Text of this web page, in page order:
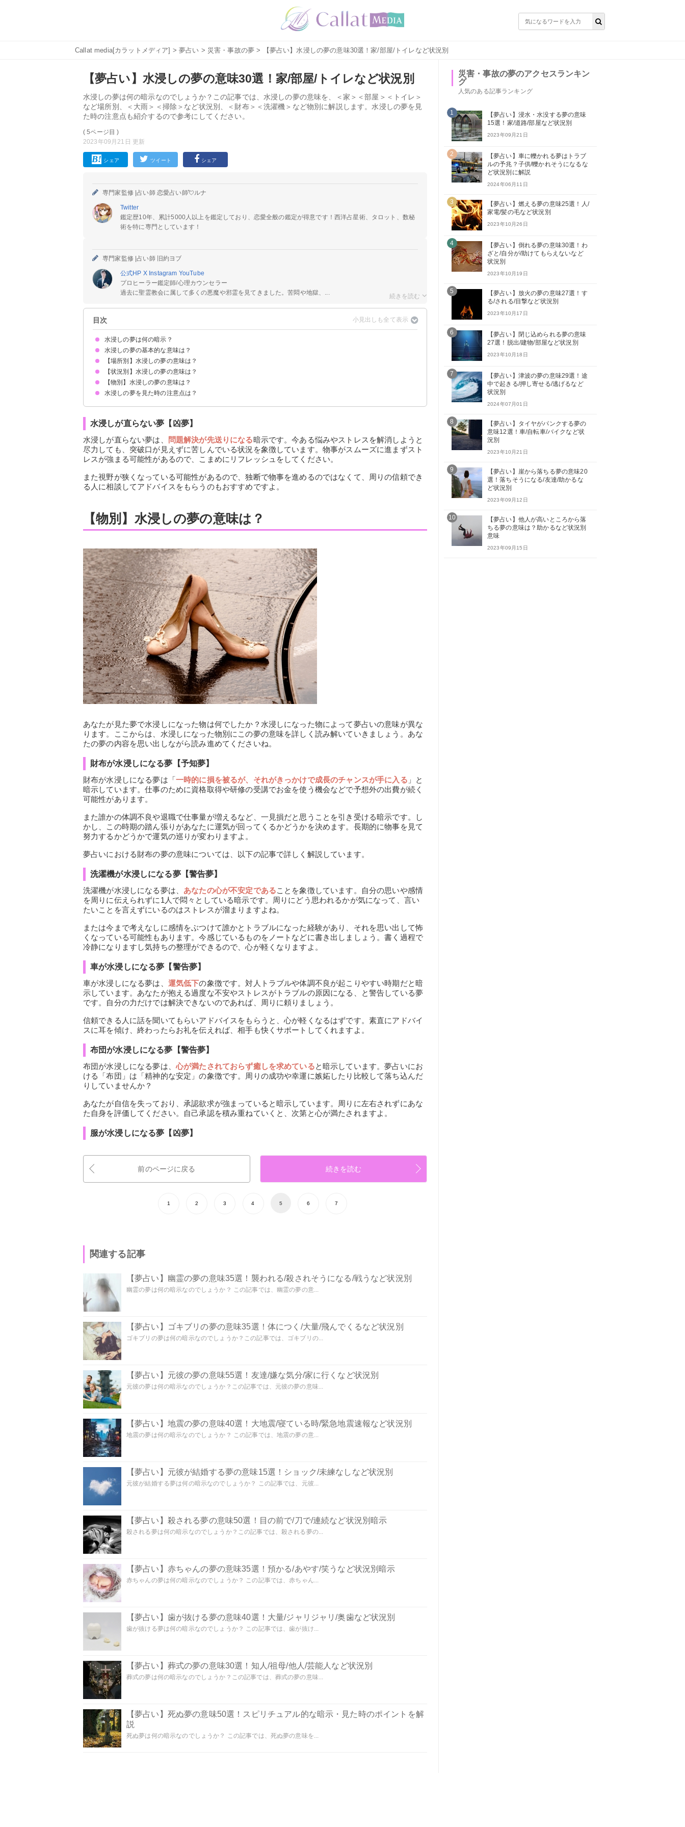
Callat media[カラットメディア] >夢占い > 災害・事故の夢 > 【夢占い】水浸しの夢の意味30選！家/部屋/トイレなど状況別
【夢占い】水浸しの夢の意味30選！家/部屋/トイレなど状況別
水浸しの夢は何の暗示なのでしょうか？この記事では、水浸しの夢の意味を、＜家＞＜部屋＞＜トイレ＞
など場所別、＜大雨＞＜掃除＞など状況別、＜財布＞＜洗濯機＞など物別に解説します。水浸しの夢を見
た時の注意点も紹介するので参考にしてください。
( 5ページ目 )
2023年09月21日 更新
シェア ツイート シェア
専門家監修 |占い師 恋愛占い師💘ルナ
Twitter
鑑定歴10年、累計5000人以上を鑑定しており、恋愛全般の鑑定が得意です！西洋占星術、タロット、数秘
術を特に専門としています！
専門家監修 |占い師 旧約ヨブ
公式HP X Instagram YouTube
プロヒーラー鑑定師/心理カウンセラー
過去に聖霊教会に属して多くの悪魔や邪霊を見てきました。苦悶や地獄、...
目次
水浸しの夢は何の暗示？
水浸しの夢の基本的な意味は？
健康運の低下を暗示
状況によって意味が決まる
【場所別】水浸しの夢の意味は？
家が水浸しの夢【凶夢】
部屋が水浸しの夢【警告夢】
床が水浸しの夢【凶夢】
トイレが水浸しの夢【凶夢】
道路が水浸しの夢【予知夢】
街が水浸しの夢【凶夢】
台所が水浸しの夢【警告夢】
玄関が水浸しの夢【警告夢】
会社が水浸しの夢【警告夢】
洗面所が水浸しの夢【凶夢】
ホテルが水浸しの夢【警告夢】
風呂が水浸しの夢【予知夢】
新居が水浸しの夢【凶夢】
知らない場所が水浸しの夢【警告夢】
【状況別】水浸しの夢の意味は？
大雨で水浸しになる夢【警告夢】
水浸しを掃除する夢【吉夢】
水漏れで水浸しになる夢【凶夢】
洪水で水浸しになる夢【警告夢】
水浸しの中を歩く夢【予知夢】
水をこぼして水浸しになる夢【警告夢】
水浸しが直る夢【吉夢】
水浸しが直らない夢【凶夢】
【物別】水浸しの夢の意味は？
財布が水浸しになる夢【予知夢】
洗濯機が水浸しになる夢【警告夢】
車が水浸しになる夢【警告夢】
布団が水浸しになる夢【警告夢】
服が水浸しになる夢【凶夢】
食べ物が水浸しになる夢【凶夢】
鞄が水浸しになる夢【凶夢】
携帯やスマホが水浸しになる夢【凶夢】
水浸しの夢を見た時の注意点は？
水浸しが直らない夢【凶夢】
水浸しが直らない夢は、
問題解決が先送りになる暗示です。今ある悩みやストレスを解消しようと
尽力しても、突破口が見えずに苦しんでいる状況を象徴しています。物事がスムーズに進まずスト
レスが強まる可能性があるので、こまめにリフレッシュをしてください。
また視野が狭くなっている可能性があるので、独断で物事を進めるのではなくて、周りの信頼でき
る人に相談してアドバイスをもらうのもおすすめですよ。
【物別】水浸しの夢の意味は？
あなたが見た夢で水浸しになった物は何でしたか？水浸しになった物によって夢占いの意味が異な
ります。ここからは、水浸しになった物別にこの夢の意味を詳しく読み解いていきましょう。あな
たの夢の内容を思い出しながら読み進めてくださいね。
財布が水浸しになる夢【予知夢】
財布が水浸しになる夢は「一時的に損を被るが、それがきっかけで成長のチャンスが手に入る 」と
暗示しています。仕事のために資格取得や研修の受講でお金を使う機会などで予想外の出費が続く
可能性があります。
また誰かの体調不良や退職で仕事量が増えるなど、一見損だと思うことを引き受ける暗示です。し
かし、この時期の踏ん張りがあなたに運気が回ってくるかどうかを決めます。長期的に物事を見て
努力するかどうかで運気の巡りが変わりますよ。
夢占いにおける財布の夢の意味については、以下の記事で詳しく解説しています。
洗濯機が水浸しになる夢【警告夢】
洗濯機が水浸しになる夢は、 あなたの心が不安定であることを象徴しています。自分の思いや感情
を周りに伝えられずに1人で悶々としている暗示です。周りにどう思われるかが気になって、言い
たいことを言えずにいるのはストレスが溜まりますよね。
または今まで考えなしに感情をぶつけて誰かとトラブルになった経験があり、それを思い出して怖
くなっている可能性もあります。今感じているものをノートなどに書き出しましょう。書く過程で
冷静になりますし気持ちの整理ができるので、心が軽くなりますよ。
車が水浸しになる夢【警告夢】
車が水浸しになる夢は、 運気低下の象徴です。対人トラブルや体調不良が起こりやすい時期だと暗
示しています。あなたが抱える過度な不安やストレスがトラブルの原因になる、と警告している夢
です。自分の力だけでは解決できないのであれば、周りに頼りましょう。
信頼できる人に話を聞いてもらいアドバイスをもらうと、心が軽くなるはずです。素直にアドバイ
スに耳を傾け、終わったらお礼を伝えれば、相手も快くサポートしてくれますよ。
布団が水浸しになる夢【警告夢】
布団が水浸しになる夢は、 心が満たされておらず癒しを求めていると暗示しています。夢占いにお
ける「布団」は「精神的な安定」の象徴です。周りの成功や幸運に嫉妬したり比較して落ち込んだ
りしていませんか？
あなたが自信を失っており、承認欲求が強まっていると暗示しています。周りに左右されずにあな
た自身を評価してください。自己承認を積み重ねていくと、次第と心が満たされますよ。
服が水浸しになる夢【凶夢】
前のページに戻る 続きを読む
1 2 3 4 5 6 7
関連する記事
【夢占い】幽霊の夢の意味35選！襲われる/殺されそうになる/戦うなど状況別
幽霊の夢は何の暗示なのでしょうか？ この記事では、幽霊の夢の意...
【夢占い】ゴキブリの夢の意味35選！体につく/大量/飛んでくるなど状況別
ゴキブリの夢は何の暗示なのでしょうか？この記事では、ゴキブリの...
【夢占い】元彼の夢の意味55選！友達/嫌な気分/家に行くなど状況別
元彼の夢は何の暗示なのでしょうか？この記事では、元彼の夢の意味...
【夢占い】地震の夢の意味40選！大地震/寝ている時/緊急地震速報など状況別
地震の夢は何の暗示なのでしょうか？ この記事では、地震の夢の意...
【夢占い】元彼が結婚する夢の意味15選！ショック/未練なしなど状況別
元彼が結婚する夢は何の暗示なのでしょうか？ この記事では、元彼...
【夢占い】殺される夢の意味50選！目の前で/刀で/連続など状況別暗示
殺される夢は何の暗示なのでしょうか？この記事では、殺される夢の...
【夢占い】赤ちゃんの夢の意味35選！預かる/あやす/笑うなど状況別暗示
赤ちゃんの夢は何の暗示なのでしょうか？ この記事では、赤ちゃん...
【夢占い】歯が抜ける夢の意味40選！大量/ジャリジャリ/奥歯など状況別
歯が抜ける夢は何の暗示なのでしょうか？ この記事では、歯が抜け...
【夢占い】葬式の夢の意味30選！知人/祖母/他人/芸能人など状況別
葬式の夢は何の暗示なのでしょうか？この記事では、葬式の夢の意味...
【夢占い】死ぬ夢の意味50選！スピリチュアル的な暗示・見た時のポイントを解
説
死ぬ夢は何の暗示なのでしょうか？ この記事では、死ぬ夢の意味を...
災害・事故の夢のアクセスランキン
グ
人気のある記事ランキング
1
【夢占い】浸水・水没する夢の意味
15選！家/道路/部屋など状況別
2023年09月21日
2
【夢占い】車に轢かれる夢はトラブ
ルの予兆？子供/轢かれそうになるな
ど状況別に解説
2024年06月11日
3
【夢占い】燃える夢の意味25選！人/
家電/髪の毛など状況別
2023年10月26日
4
【夢占い】倒れる夢の意味30選！わ
ざと/自分が/助けてもらえないなど
状況別
2023年10月19日
5
【夢占い】放火の夢の意味27選！す
る/される/目撃など状況別
2023年10月17日
6
【夢占い】閉じ込められる夢の意味
27選！脱出/建物/部屋など状況別
2023年10月18日
7
【夢占い】津波の夢の意味29選！途
中で起きる/押し寄せる/逃げるなど
状況別
2024年07月01日
8
【夢占い】タイヤがパンクする夢の
意味12選！車/自転車/バイクなど状
況別
2023年10月21日
9
【夢占い】崖から落ちる夢の意味20
選！落ちそうになる/友達/助かるな
ど状況別
2023年09月12日
10
【夢占い】他人が高いところから落
ちる夢の意味は？助かるなど状況別
意味
2023年09月15日